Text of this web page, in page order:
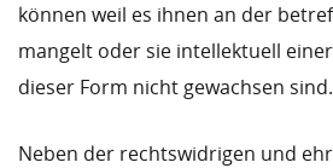
können weil es ihnen an der
mangelt oder sie intellektuell
dieser Form nicht gewachsen sind.
Neben der rechtswidrigen und